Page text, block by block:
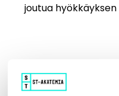
joutua